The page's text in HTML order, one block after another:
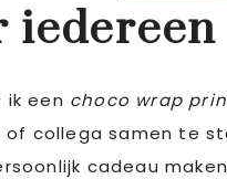
iedereen
een choco wrap
collega samen te
cadeau